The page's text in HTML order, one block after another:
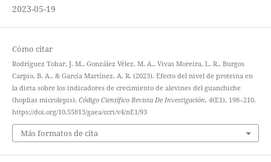
2023-05-19
Cómo citar
Rodríguez Tobar, J. M., González Vélez, M. A., Vivas Moreira, L. R., Burgos
Carpio, B. A., & García Martínez, A. R. (2023). Efecto del nivel de proteina en
la dieta sobre los indicadores de crecimiento de alevines del guanchiche
(hoplias microlepis). Código Científico Revista De Investigación, 4(E1), 198–210.
https://doi.org/10.55813/gaea/ccri/v4/nE1/93
Más formatos de cita